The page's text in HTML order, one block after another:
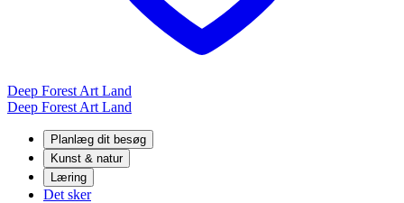
Deep Forest Art Land
Deep Forest Art Land
Planlæg dit besøg
Kunst & natur
Læring
Det sker